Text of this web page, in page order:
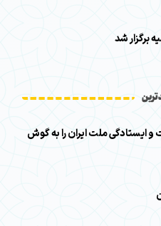
برگزار شد
ایستادگی ملت ایران را به گوش